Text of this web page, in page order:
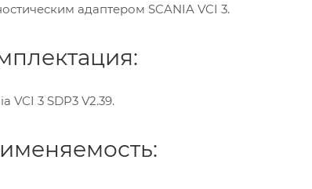
адаптером SCANIA VCI 3.
VCI 3 SDP3 V2.39.